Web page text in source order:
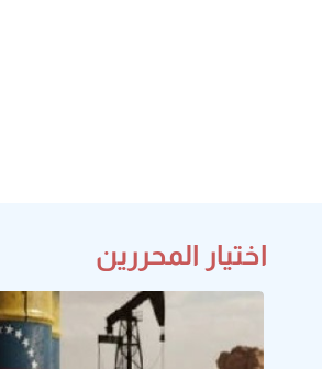
اختيار المحررين